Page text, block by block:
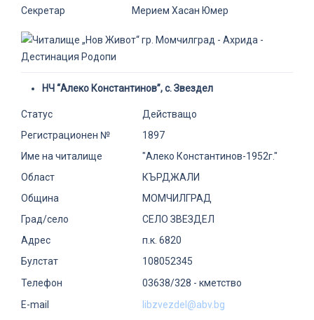
Секретар Мерием Хасан Юмер
НЧ “Алеко Константинов”, с. Звездел
Статус
Действащо
Регистрационен №
1897
Име на читалище
"Алеко Константинов-1952г."
Област
КЪРДЖАЛИ
Община
МОМЧИЛГРАД
Град/село
СЕЛО ЗВЕЗДЕЛ
Адрес
п.к. 6820
Булстат
108052345
Телефон
03638/328 - кметство
E-mail
libzvezdel@abv.bg